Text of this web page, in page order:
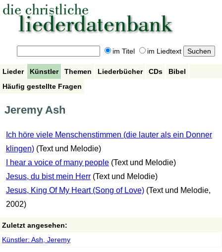
im Titel im Liedtext
Lieder Künstler Themen Liederbücher CDs
Bibel
Häufig gestellte Fragen
Jeremy Ash
Ich höre viele Menschenstimmen (die lauter als ein Donner
klingen) (Text und Melodie)
I hear a voice of many people (Text und Melodie)
Jesus, du bist mein Herr (Text und Melodie)
Jesus, King Of My Heart (Song of Love) (Text und Melodie,
2002)
Zuletzt angesehen:
Künstler: Ash, Jeremy